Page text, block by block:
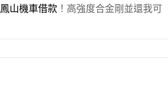
鳳山機車借款 ！高強度合金剛並還我可